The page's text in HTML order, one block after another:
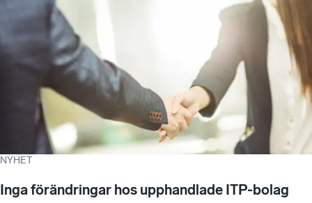
NYHET
Inga förändringar hos upphandlade ITP-bolag